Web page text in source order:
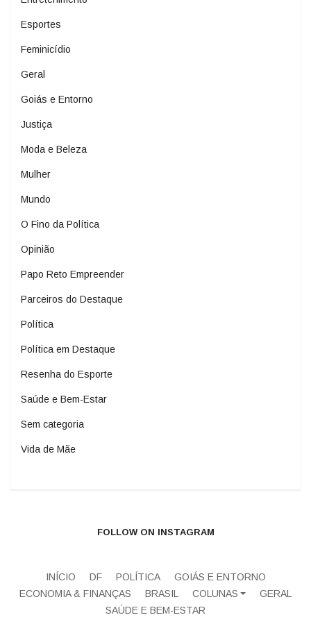
Esportes
Feminicídio
Geral
Goiás e Entorno
Justiça
Moda e Beleza
Mulher
Mundo
O Fino da Política
Opinião
Papo Reto Empreender
Parceiros do Destaque
Política
Política em Destaque
Resenha do Esporte
Saúde e Bem-Estar
Sem categoria
Vida de Mãe
FOLLOW ON INSTAGRAM
INÍCIO DF POLÍTICA
GOIÁS E ENTORNO
ECONOMIA & FINANÇAS
BRASIL COLUNAS
GERAL
SAÚDE E BEM-ESTAR